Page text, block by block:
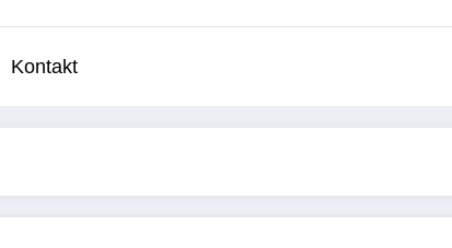
Kontakt